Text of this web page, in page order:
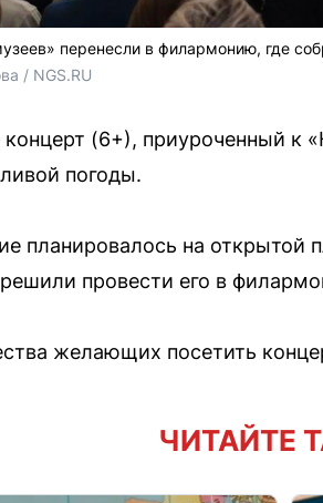
перенесли в филармонию, где
/ NGS.RU
(6+), приуроченный к
погоды.
планировалось на
провести его в
желающих посетить
ЧИТАЙТЕ